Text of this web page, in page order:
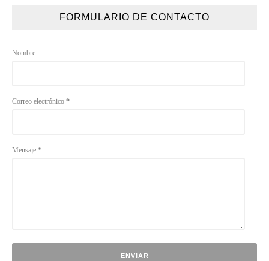
FORMULARIO DE CONTACTO
Nombre
Correo electrónico *
Mensaje *